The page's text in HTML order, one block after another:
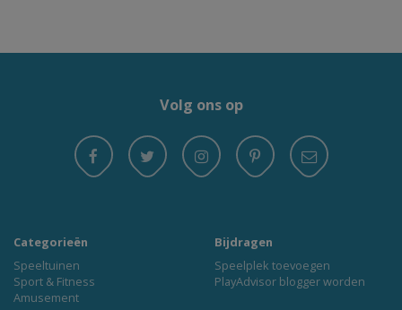
Volg ons op
Categorieën
Speeltuinen
Sport & Fitness
Amusement
Bijdragen
Speelplek toevoegen
PlayAdvisor blogger worden